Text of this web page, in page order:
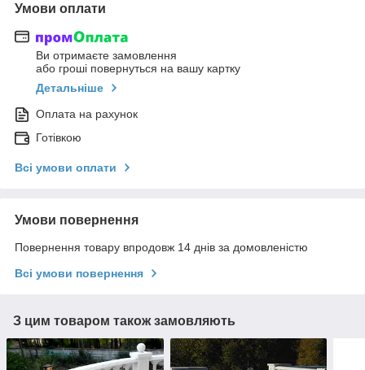
Умови оплати
Ви отримаєте замовлення
або гроші повернуться на вашу картку
Детальніше
Оплата на рахунок
Готівкою
Всі умови оплати
Умови повернення
Повернення товару впродовж 14 днів за домовленістю
Всі умови повернення
З цим товаром також замовляють